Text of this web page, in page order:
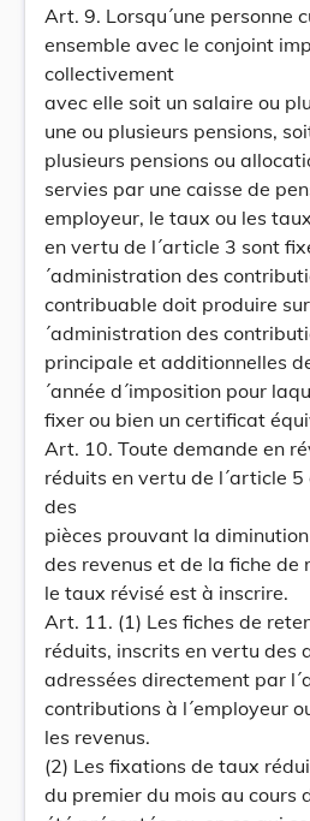
Art. 9. Lorsqu´une personne
ensemble avec le conjoint
collectivement
avec elle soit un salaire ou
une ou plusieurs pensions,
plusieurs pensions ou
servies par une caisse de
employeur, le taux ou les
en vertu de l´article 3 sont
´administration des
contribuable doit produire
´administration des
principale et additionnelles
´année d´imposition pour
fixer ou bien un certificat
Art. 10. Toute demande en
réduits en vertu de l´article
des
pièces prouvant la
des revenus et de la fiche de
le taux révisé est à inscrire.
Art. 11. (1) Les fiches de
réduits, inscrits en vertu des
adressées directement par
contributions à l´employeur
les revenus.
(2) Les fixations de taux
du premier du mois au cours